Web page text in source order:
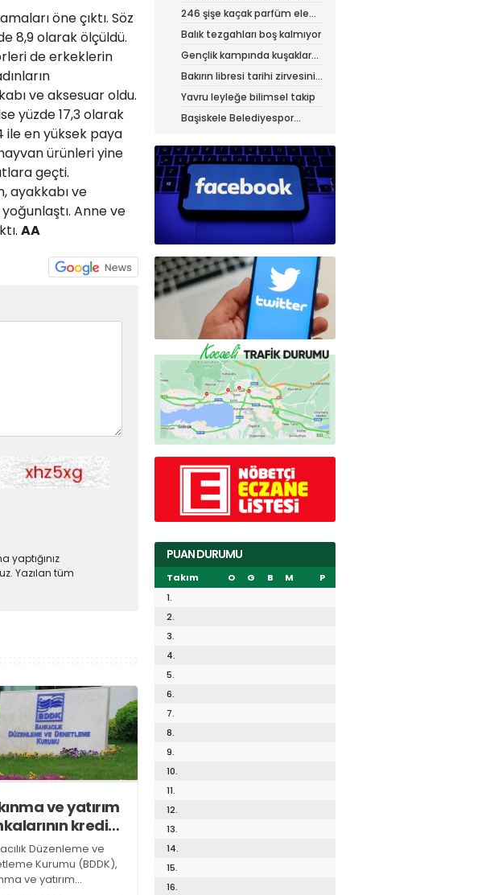
öne çıktı. Söz
8,9 olarak ölçüldü.
de erkeklerin
ve aksesuar oldu.
yüzde 17,3 olarak
ile en yüksek paya
ürünleri yine
geçti.
ayakkabı ve
Anne ve
AA
yaptığınız
Yazılan tüm
ve yatırım
kredi
Düzenleme ve
Kurumu (BDDK),
ve yatırım
246 şişe kaçak parfüm ele
geçirildi
Balık tezgahları boş kalmıyor
Gençlik kampında kuşaklar
buluştu
Bakırın libresi tarihi zirvesini
test ediyor
Yavru leyleğe bilimsel takip
Başiskele Belediyespor
PUAN DURUMU
Takım O G B M
P
1.
2.
3.
4.
5.
6.
7.
8.
9.
10.
11.
12.
13.
14.
15.
16.